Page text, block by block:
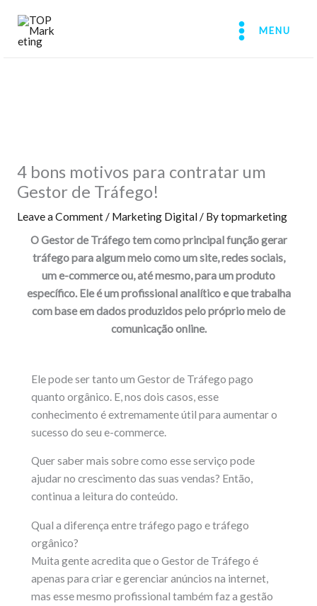
content
MENU
4 bons motivos para contratar um
Gestor de Tráfego!
Leave a Comment / Marketing Digital/ Bytopmarketing
O Gestor de Tráfego tem como principal função gerar
tráfego para algum meio como um site, redes sociais,
um e-commerce ou, até mesmo, para um produto
específico. Ele é um profissional analítico e que trabalha
com base em dados produzidos pelo próprio meio de
comunicação online.
Ele pode ser tanto um Gestor de Tráfego pago
quanto orgânico. E, nos dois casos, esse
conhecimento é extremamente útil para aumentar o
sucesso do seu e-commerce.
Quer saber mais sobre como esse serviço pode
ajudar no crescimento das suas vendas? Então,
continua a leitura do conteúdo.
Qual a diferença entre tráfego pago e tráfego
orgânico?
Muita gente acredita que o Gestor de Tráfego é
apenas para criar e gerenciar anúncios na internet,
mas esse mesmo profissional também faz a gestão